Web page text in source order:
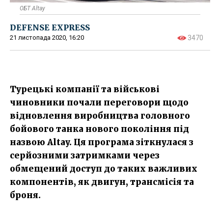
ОБТ Altay
DEFENSE EXPRESS
21 листопада 2020, 16:20 3470
Турецькі компанії та військові
чиновники почали переговори щодо
відновлення виробництва головного
бойового танка нового покоління​ під
назвою Altay. Ця програма зіткнулася з
серйозними затримками через
обмещений доступ до таких важливих
компонентів, як двигун, трансмісія та
броня.